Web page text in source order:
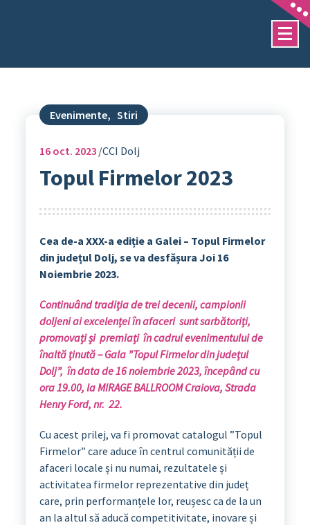
Evenimente, Stiri
16oct. 2023 CCI Dolj
Topul Firmelor 2023
Cea de-a XXX-a ediție a Galei – Topul Firmelor
din județul Dolj, se va desfășura Joi 16
Noiembrie 2023.
Continuând tradiția de trei decenii, campionii
doljeni ai excelenței în afaceri sunt sarbătoriți,
promovați și premiați în cadrul evenimentului de
înaltă ținută – Gala ”Topul Firmelor din județul
Dolj”, în data de 16 noiembrie 2023, începând cu
ora 19.00, la MIRAGE BALLROOM Craiova, Strada
Henry Ford, nr. 22.
Cu acest prilej, va fi promovat catalogul ”Topul
Firmelor” care aduce în centrul comunității de
afaceri locale și nu numai, rezultatele și
activitatea firmelor reprezentative din județ
care, prin performanțele lor, reușesc ca de la un
an la altul să aducă competitivitate, inovare și